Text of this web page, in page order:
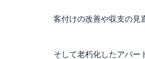
客付けの改善や収支の見
そして老朽化したアパー